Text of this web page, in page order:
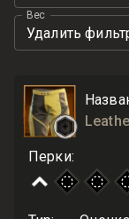
Вес
Удалить
Перки: